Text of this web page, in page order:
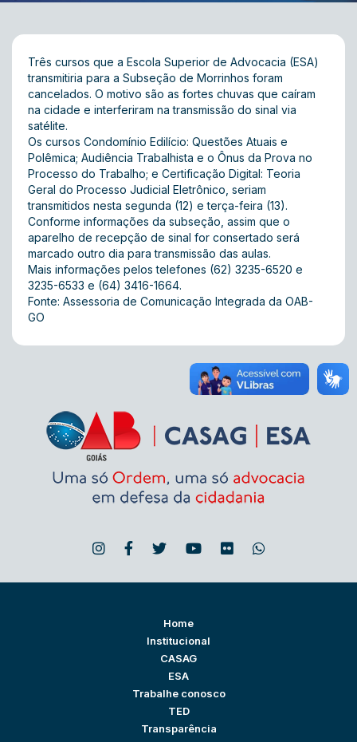
Três cursos que a Escola Superior de Advocacia (ESA)
transmitiria para a Subseção de Morrinhos foram
cancelados. O motivo são as fortes chuvas que caíram
na cidade e interferiram na transmissão do sinal via
satélite.
Os cursos Condomínio Edilício: Questões Atuais e
Polêmica; Audiência Trabalhista e o Ônus da Prova no
Processo do Trabalho; e Certificação Digital: Teoria
Geral do Processo Judicial Eletrônico, seriam
transmitidos nesta segunda (12) e terça-feira (13).
Conforme informações da subseção, assim que o
aparelho de recepção de sinal for consertado será
marcado outro dia para transmissão das aulas.
Mais informações pelos telefones (62) 3235-6520 e
3235-6533 e (64) 3416-1664.
Fonte: Assessoria de Comunicação Integrada da OAB-
GO
Home
Institucional
CASAG
ESA
Trabalhe conosco
TED
Transparência